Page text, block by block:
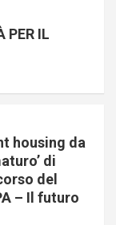
PER IL
housing da
di
del
– Il futuro